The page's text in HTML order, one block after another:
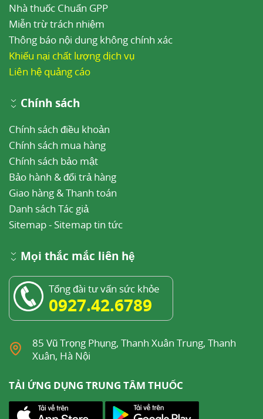
Nhà thuốc Chuẩn GPP
Miễn trừ trách nhiệm
Thông báo nội dung không chính xác
Khiếu nại chất lượng dịch vụ
Liên hệ quảng cáo
Chính sách
Chính sách điều khoản
Chính sách mua hàng
Chính sách bảo mật
Bảo hành & đổi trả hàng
Giao hàng & Thanh toán
Danh sách Tác giả
Sitemap- Sitemap tin tức
Mọi thắc mắc liên hệ
Tổng đài tư vấn sức khỏe
0927.42.6789
85 Vũ Trọng Phụng, Thanh Xuân Trung, Thanh
Xuân, Hà Nội
TẢI ỨNG DỤNG TRUNG TÂM THUỐC